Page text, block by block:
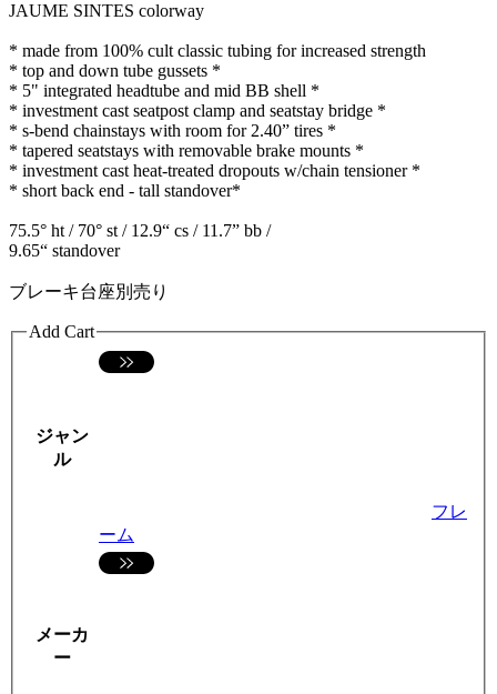
JAUME SINTES colorway
* made from 100% cult classic tubing for increased strength
* top and down tube gussets *
* 5" integrated headtube and mid BB shell *
* investment cast seatpost clamp and seatstay bridge *
* s-bend chainstays with room for 2.40” tires *
* tapered seatstays with removable brake mounts *
* investment cast heat-treated dropouts w/chain tensioner *
* short back end - tall standover*
75.5° ht / 70° st / 12.9“ cs / 11.7” bb /
9.65“ standover
ブレーキ台座別売り
Add Cart
ジャン
ル
フレ
ーム
メーカ
ー